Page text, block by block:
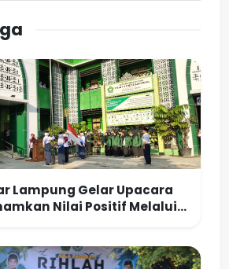
Lampung Gelar Upacara
Nilai Positif Melalui